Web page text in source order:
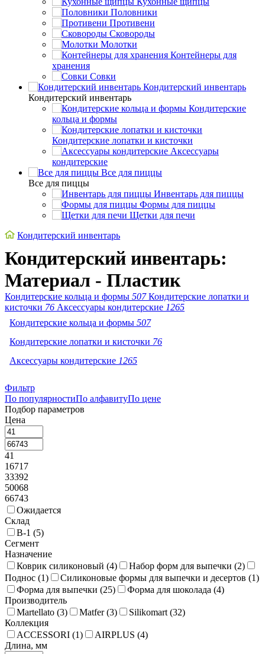
Половники
Противени
Сковороды
Молотки
Контейнеры для
хранения
Совки
Кондитерский инвентарь
Кондитерский инвентарь
Кондитерские
кольца и формы
Кондитерские лопатки и кисточки
Аксессуары
кондитерские
Все для пиццы
Все для пиццы
Инвентарь для пиццы
Формы для пиццы
Щетки для печи
Кондитерский инвентарь
Кондитерский инвентарь:
Материал - Пластик
Кондитерские кольца и формы 507 Кондитерские лопатки и
кисточки 76 Аксессуары кондитерские 1265
Кондитерские кольца и формы 507
Кондитерские лопатки и кисточки 76
Аксессуары кондитерские 1265
Фильтр
По популярностиПо алфавитуПо цене
Подбор параметров
Цена
41
16717
33392
50068
66743
Ожидается
Склад
В-1 (5)
Сегмент
Назначение
Коврик силиконовый (4) Набор форм для выпечки (2)
Поднос (1) Силиконовые формы для выпечки и десертов (1)
Форма для выпечки (25) Форма для шоколада (4)
Производитель
Martellato (3) Matfer (3) Silikomart (32)
Коллекция
ACCESSORI (1) AIRPLUS (4)
Длина, мм